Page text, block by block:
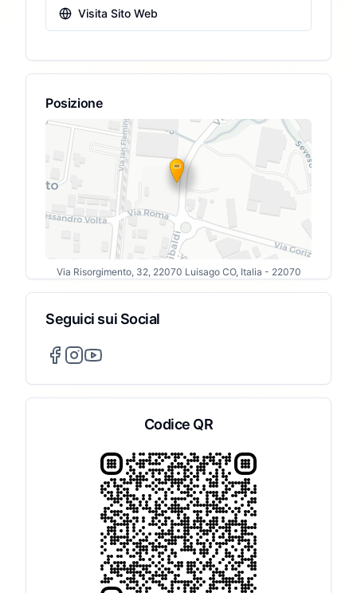
Visita Sito Web
Posizione
Via Risorgimento, 32, 22070 Luisago CO, Italia - 22070
Seguici sui Social
Codice QR